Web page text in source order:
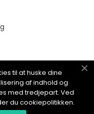
til at huske dine
af indhold og
med tredjepart. Ved
du cookiepolitikken.